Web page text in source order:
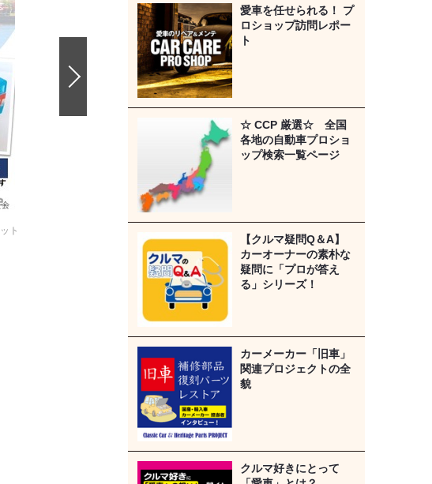
ト
愛車を任せられる！ プ
ロショップ訪問レポー
ト
☆ CCP 厳選☆ 全国
各地の自動車プロショ
ップ検索一覧ページ
【クルマ疑問Q＆A】
カーオーナーの素朴な
疑問に「プロが答え
る」シリーズ！
カーメーカー「旧車」
関連プロジェクトの全
貌
クルマ好きにとって